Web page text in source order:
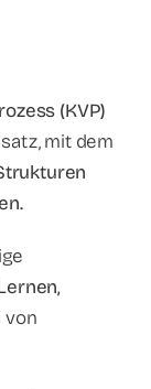
(KVP)
mit dem
von